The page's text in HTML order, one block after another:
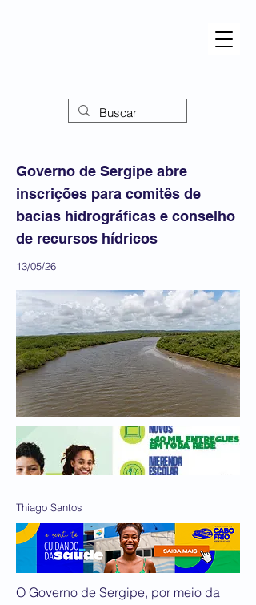
Governo de Sergipe abre
inscrições para comitês de
bacias hidrográficas e conselho
de recursos hídricos
13/05/26
Thiago Santos
O Governo de Sergipe, por meio da